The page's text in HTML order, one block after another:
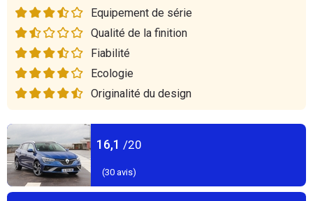
Equipement de série
Qualité de la finition
Fiabilité
Ecologie
Originalité du design
16,1 /20
(30 avis)